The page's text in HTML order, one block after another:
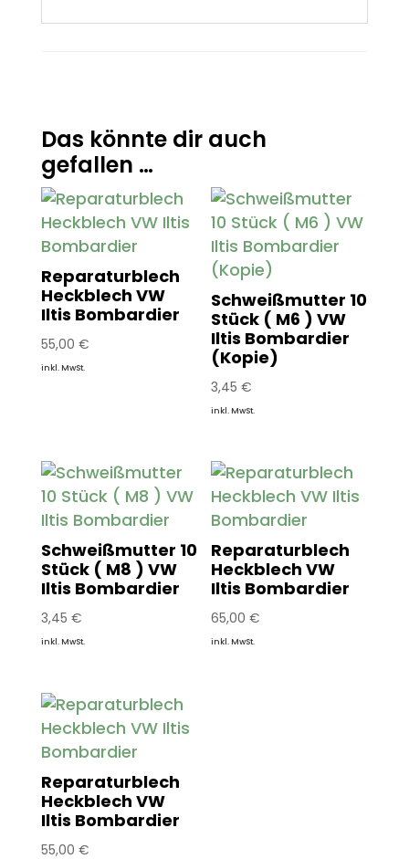
Das könnte dir auch
gefallen …
Reparaturblech
Heckblech VW
Iltis Bombardier
55,00 €
inkl. MwSt.
Schweißmutter 10
Stück ( M6 ) VW
Iltis Bombardier
(Kopie)
3,45€
inkl. MwSt.
Schweißmutter 10
Stück ( M8 ) VW
Iltis Bombardier
3,45 €
inkl. MwSt.
Reparaturblech
Heckblech VW
Iltis Bombardier
65,00€
inkl. MwSt.
Reparaturblech
Heckblech VW
Iltis Bombardier
55,00 €